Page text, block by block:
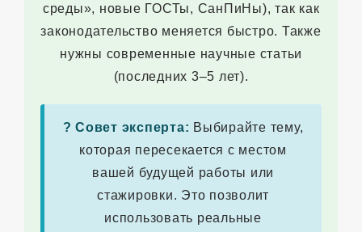
среды», новые ГОСТы, СанПиНы), так как
законодательство меняется быстро. Также
нужны современные научные статьи
(последних 3–5 лет).
? Совет эксперта: Выбирайте тему,
которая пересекается с местом
вашей будущей работы или
стажировки. Это позволит
использовать реальные